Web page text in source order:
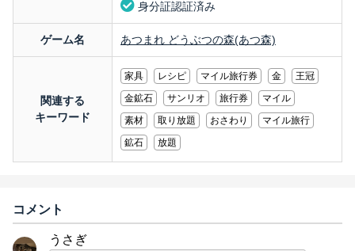
身分証認証済み
ゲーム名 あつまれ どうぶつの森(あつ森)
関連する
キーワード
家具 レシピ マイル旅行券 金
王冠
金鉱石
サンリオ 旅行券
マイル
素材
取り放題 おさわり
マイル旅行
鉱石
放題
コメント
うさぎ